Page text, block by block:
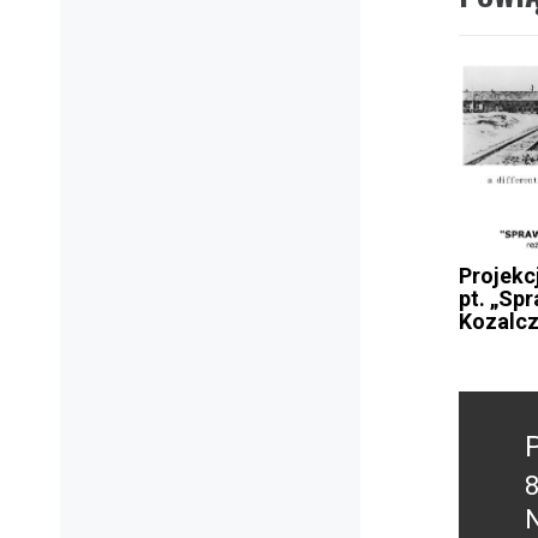
pt.
wpisu